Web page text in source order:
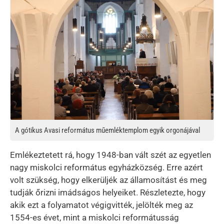
A gótikus Avasi református műemléktemplom egyik orgonájával
Emlékeztetett rá, hogy 1948-ban vált szét az egyetlen
nagy miskolci református egyházközség. Erre azért
volt szükség, hogy elkerüljék az államosítást és meg
tudják őrizni imádságos helyeiket. Részletezte, hogy
akik ezt a folyamatot végigvitték, jelölték meg az
1554-es évet, mint a miskolci reformátusság